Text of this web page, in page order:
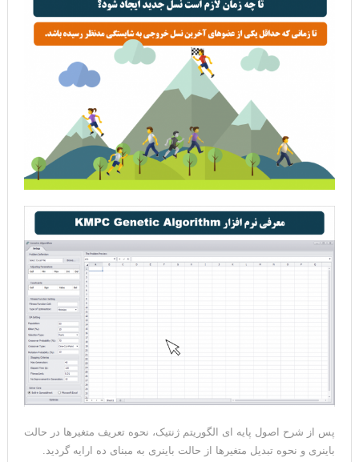
پس از شرح اصول پایه ای الگوریتم ژنتیک، نحوه تعریف متغیرها در حالت